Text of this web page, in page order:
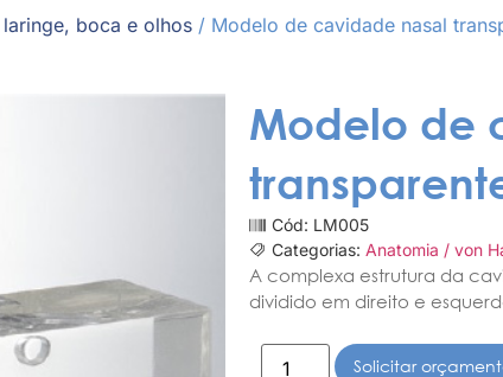
boca e olhos / Modelo de cavidade nasal
Modelo de
Cód: LM005
Categorias: Anatomia / von
A complexa estrutura da
dividido em direito e
Solicitar